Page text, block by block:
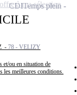
- 78 - VELIZY
et/ou en situation de
les meilleures conditions.
CDITemps plein
à ma sélection